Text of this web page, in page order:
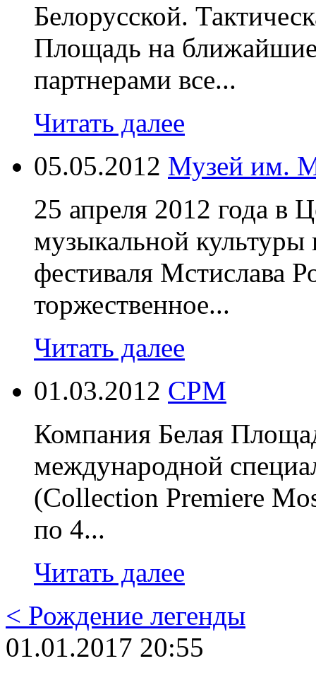
Белорусской.
Площадь на
партнерами все...
Читать далее
05.05.2012 Музей им.
25 апреля 2012 года в
музыкальной
фестиваля Мстислава
торжественное...
Читать далее
01.03.2012 CPM
Компания Белая
международной
(Collection Premiere
по 4...
Читать далее
< Рождение легенды
01.01.2017 20:55